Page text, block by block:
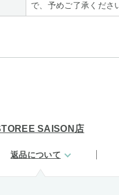
で、予めご了承くださ
SAISON店
返品について